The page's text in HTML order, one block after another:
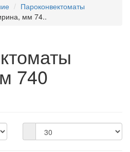
Пароконвектоматы
мм 74..
740